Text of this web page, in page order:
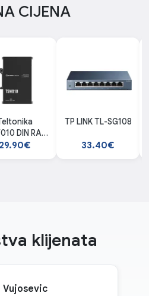
CIJENA
DIN RAIL
SWITCH
29.90€
TP LINK TL-SG108
33.40€
klijenata
Vujosevic